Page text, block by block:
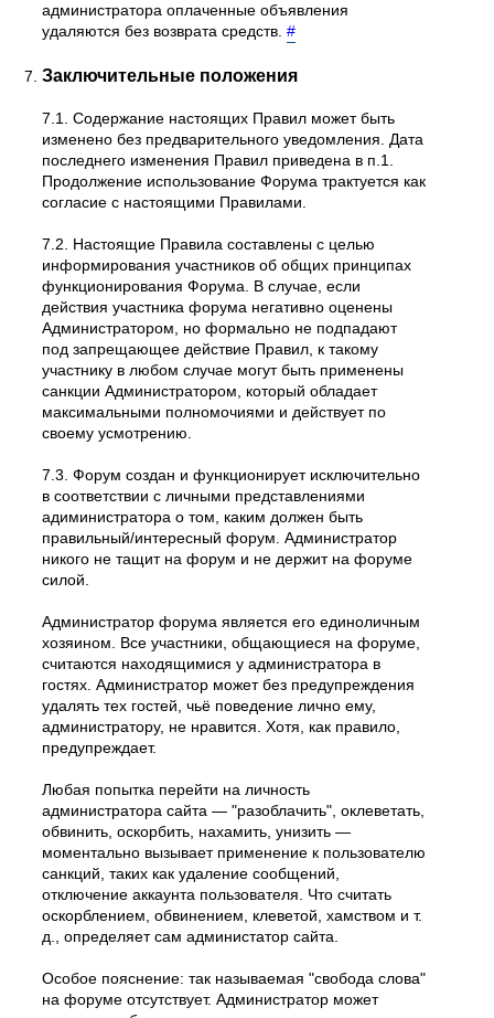
администратора оплаченные объявления
удаляются без возврата средств.#
Заключительные положения
7.1. Содержание настоящих Правил может быть
изменено без предварительного уведомления. Дата
последнего изменения Правил приведена в п.1.
Продолжение использование Форума трактуется как
согласие с настоящими Правилами.
7.2. Настоящие Правила составлены с целью
информирования участников об общих принципах
функционирования Форума. В случае, если
действия участника форума негативно оценены
Администратором, но формально не подпадают
под запрещающее действие Правил, к такому
участнику в любом случае могут быть применены
санкции Администратором, который обладает
максимальными полномочиями и действует по
своему усмотрению.
7.3. Форум создан и функционирует исключительно
в соответствии с личными представлениями
адиминистратора о том, каким должен быть
правильный/интересный форум. Администратор
никого не тащит на форум и не держит на форуме
силой.
Администратор форума является его единоличным
хозяином. Все участники, общающиеся на форуме,
считаются находящимися у администратора в
гостях. Администратор может без предупреждения
удалять тех гостей, чьё поведение лично ему,
администратору, не нравится. Хотя, как правило,
предупреждает.
Любая попытка перейти на личность
администратора сайта — "разоблачить", оклеветать,
обвинить, оскорбить, нахамить, унизить —
моментально вызывает применение к пользователю
санкций, таких как удаление сообщений,
отключение аккаунта пользователя. Что считать
оскорблением, обвинением, клеветой, хамством и т.
д., определяет сам администатор сайта.
Особое пояснение: так называемая "свобода слова"
на форуме отсутствует. Администратор может